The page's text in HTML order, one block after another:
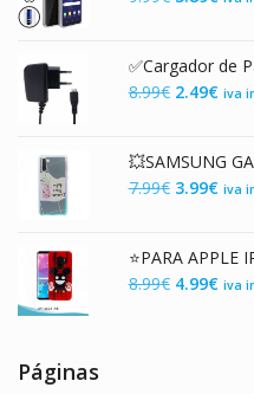
era:
9.99€.
es:
8.99€ El
era:
8.99€.
2.49€El
es:
iva
7.99€ El
era:
7.99€.
3.99€El
es:
iva
8.99€ El
4.99€Eliva
Páginas